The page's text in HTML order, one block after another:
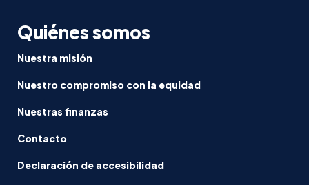
Quiénes somos
Nuestra misión
Nuestro compromiso con la equidad
Nuestras finanzas
Contacto
Declaración de accesibilidad